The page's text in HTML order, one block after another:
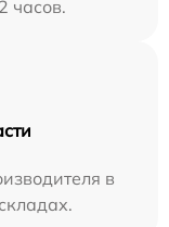
часов.
в